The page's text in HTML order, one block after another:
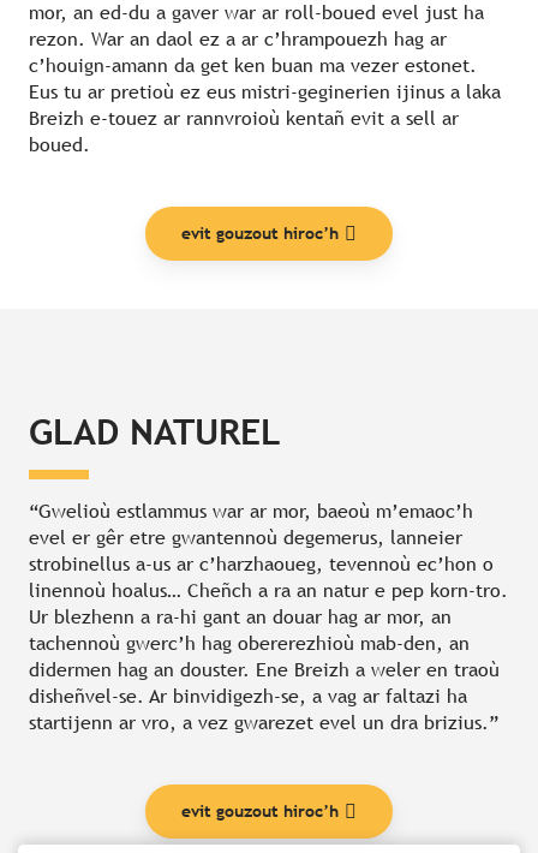
mor, an ed-du a gaver war ar roll-boued evel just ha
rezon. War an daol ez a ar c’hrampouezh hag ar
c’houign-amann da get ken buan ma vezer estonet.
Eus tu ar pretioù ez eus mistri-geginerien ijinus a laka
Breizh e-touez ar rannvroioù kentañ evit a sell ar
boued.
evit gouzout hiroc’h
GLAD NATUREL
“Gwelioù estlammus war ar mor, baeoù m’emaoc’h
evel er gêr etre gwantennoù degemerus, lanneier
strobinellus a-us ar c’harzhaoueg, tevennoù ec’hon o
linennoù hoalus… Cheñch a ra an natur e pep korn-tro.
Ur blezhenn a ra-hi gant an douar hag ar mor, an
tachennoù gwerc’h hag obererezhioù mab-den, an
didermen hag an douster. Ene Breizh a weler en traoù
disheñvel-se. Ar binvidigezh-se, a vag ar faltazi ha
startijenn ar vro, a vez gwarezet evel un dra brizius.”
evit gouzout hiroc’h